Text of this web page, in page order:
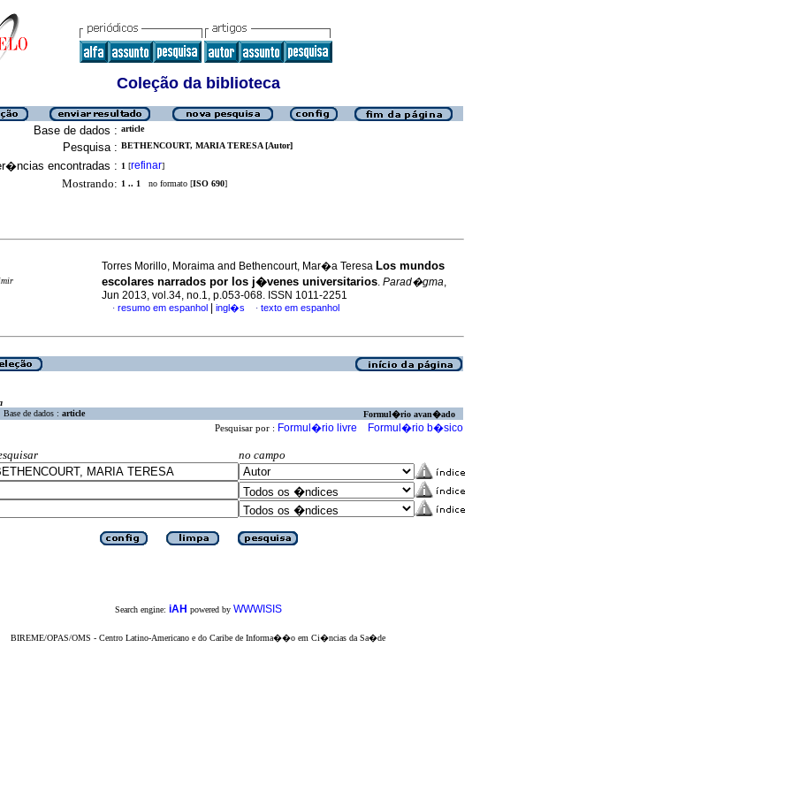
Coleção da biblioteca
Base de dados : article
Pesquisa : BETHENCOURT, MARIA TERESA [Autor]
encontradas : 1 [refinar]
Mostrando: 1 .. 1 no formato [ISO 690]
Torres Morillo, Moraima and Bethencourt, Mar�a Teresa Los mundos
escolares narrados por los j�venes universitarios. Parad�gma,
Jun 2013, vol.34, no.1, p.053-068. ISSN 1011-2251
· resumo em espanhol ingl�s · texto em espanhol
Base de dados : article Formul�rio avan�ado
Pesquisar por : Formul�rio livre Formul�rio b�sico
no campo
Search engine: iAH powered by WWWISIS
BIREME/OPAS/OMS - Centro Latino-Americano e do Caribe de Informa��o em Ci�ncias da Sa�de